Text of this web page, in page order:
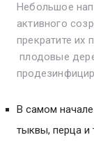
Небольшое
активного
прекратите их
плодовые
В самом
тыквы, перца и